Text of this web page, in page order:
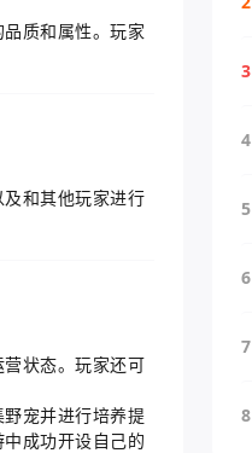
质和属性。玩家
和其他玩家进行
状态。玩家还可
宠并进行培养提
成功开设自己的
3
4
5
6
7
8